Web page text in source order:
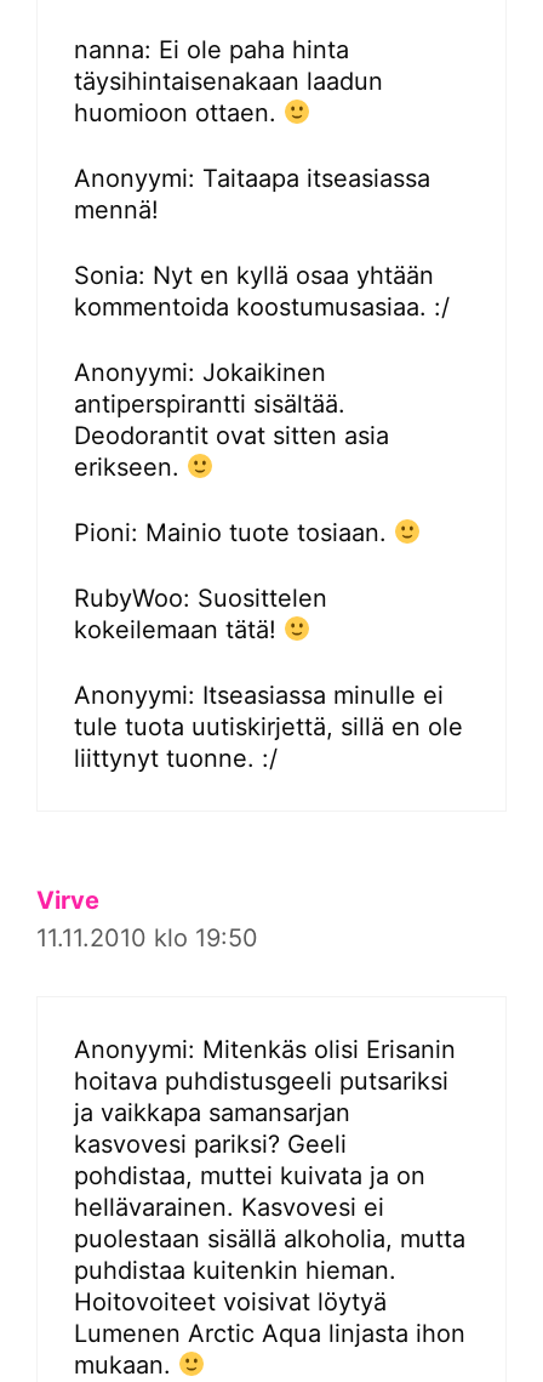
nanna: Ei ole paha hinta
täysihintaisenakaan laadun
huomioon ottaen.
Anonyymi: Taitaapa itseasiassa
mennä!
Sonia: Nyt en kyllä osaa yhtään
kommentoida koostumusasiaa. :/
Anonyymi: Jokaikinen
antiperspirantti sisältää.
Deodorantit ovat sitten asia
erikseen.
Pioni: Mainio tuote tosiaan.
RubyWoo: Suosittelen
kokeilemaan tätä!
Anonyymi: Itseasiassa minulle ei
tule tuota uutiskirjettä, sillä en ole
liittynyt tuonne. :/
Virve
11.11.2010 klo 19:50
Anonyymi: Mitenkäs olisi Erisanin
hoitava puhdistusgeeli putsariksi
ja vaikkapa samansarjan
kasvovesi pariksi? Geeli
pohdistaa, muttei kuivata ja on
hellävarainen. Kasvovesi ei
puolestaan sisällä alkoholia, mutta
puhdistaa kuitenkin hieman.
Hoitovoiteet voisivat löytyä
Lumenen Arctic Aqua linjasta ihon
mukaan.